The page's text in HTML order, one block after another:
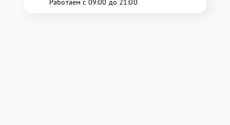
Работаем с 09:00 до 21:00